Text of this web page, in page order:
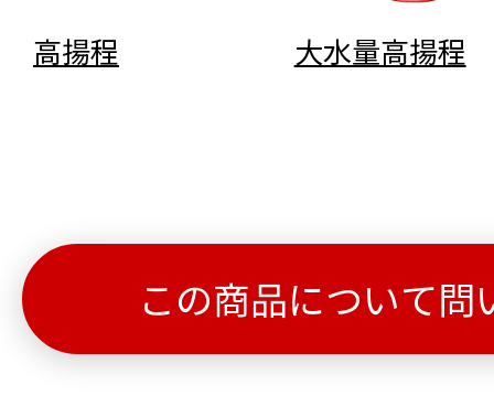
高揚程 大水量高揚程
この商品について問